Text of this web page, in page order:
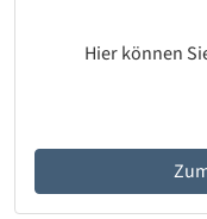
Hier können